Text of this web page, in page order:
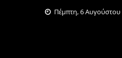
Πέμπτη, 6 Αυγούστου